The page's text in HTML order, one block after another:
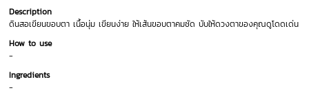
Description
ดินสอเขียนขอบตา เนื้อนุ่ม เขียนง่าย ให้เส้นขอบตาคมชัด บับให้ดวงตาของคุณดูโดดเด่น
How to use
-
Ingredients
-